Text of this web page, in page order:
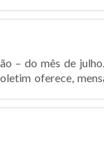
– do mês de
oferece,